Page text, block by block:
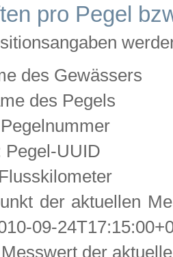
pro Pegel
des Gewässers
des Pegels
Pegel-UUID
der aktuellen
09-
der